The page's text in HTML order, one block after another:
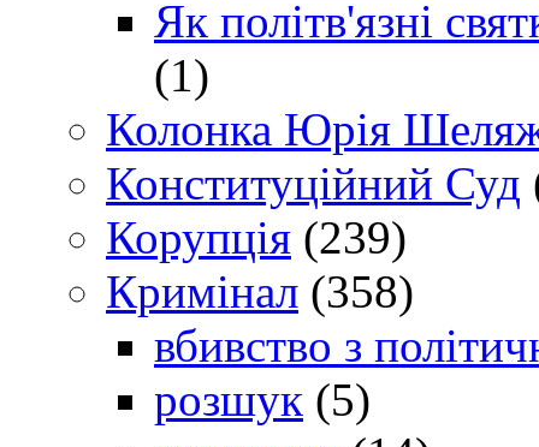
Як політв'язні
(1)
Колонка Юрія
Конституційний Суд
Корупція (239)
Кримінал (358)
вбивство з
розшук (5)